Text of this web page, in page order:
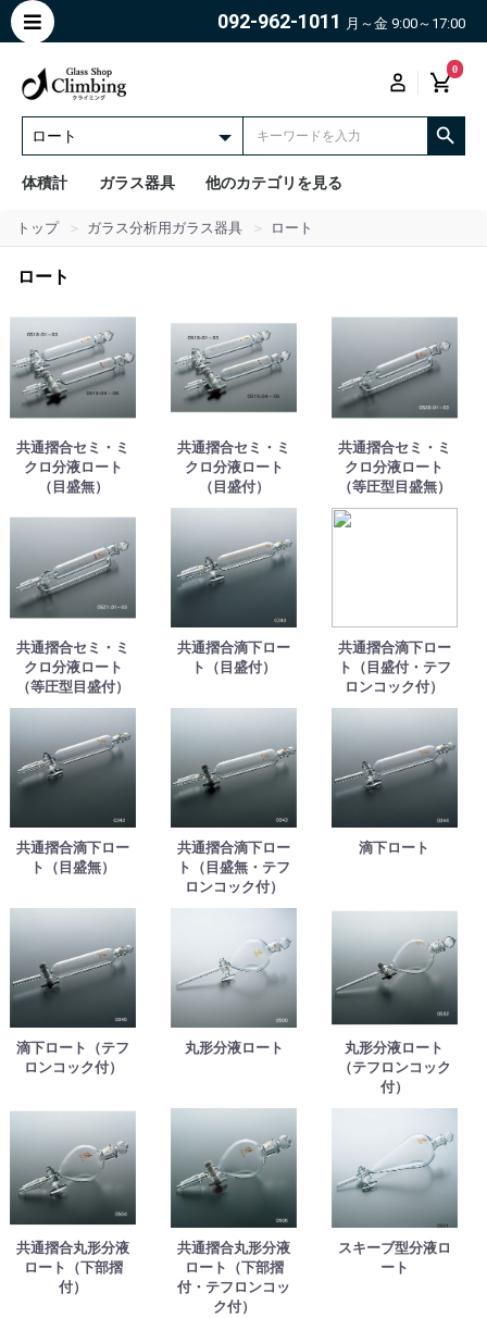
092-962-1011 月～金 9:00～17:00
0
体積計 ガラス器具 他のカテゴリを見る
トップ ガラス分析用ガラス器具 ロート
ロート
共通摺合セミ・ミ
クロ分液ロート
（目盛無）
共通摺合セミ・ミ
クロ分液ロート
（目盛付）
共通摺合セミ・ミ
クロ分液ロート
（等圧型目盛無）
共通摺合セミ・ミ
クロ分液ロート
（等圧型目盛付）
共通摺合滴下ロー
ト（目盛付）
共通摺合滴下ロー
ト（目盛付・テフ
ロンコック付）
共通摺合滴下ロー
ト（目盛無）
共通摺合滴下ロー
ト（目盛無・テフ
ロンコック付）
滴下ロート
滴下ロート（テフ
ロンコック付）
丸形分液ロート
丸形分液ロート
（テフロンコック
付）
共通摺合丸形分液
ロート（下部摺
付）
共通摺合丸形分液
ロート（下部摺
付・テフロンコッ
ク付）
スキーブ型分液ロ
ート